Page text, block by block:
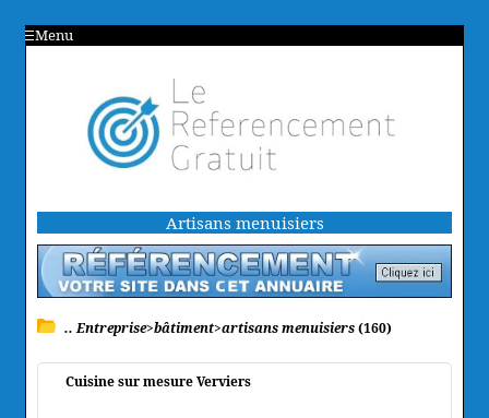
Menu
Artisans menuisiers
.. Entreprise>bâtiment>artisans menuisiers(160)
Cuisine sur mesure Verviers